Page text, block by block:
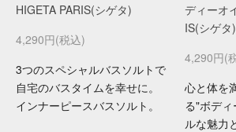
HIGETA PARIS(シゲタ)
4,290円(税込)
3つのスペシャルバスソルトで
自宅のバスタイムを幸せに。
インナーピースバスソルト。
ディーオ
IS(シゲタ)
4,290円(
心と体を
る"ボデ
ルな魅力